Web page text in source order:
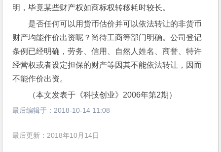
明，毕竟某些财产权如商标权转移耗时较长。
是否任何可以用货币估价并可以依法转让的非货币
财产均能作价出资呢？尚待工商等部门明确。公司登记
条例已经明确，劳务、信用、自然人姓名、商誉、特许
经营权或者设定担保的财产等因其不能依法转让，因而
不能作价出资。
（本文发表于《科技创业》2006年第2期）
最后编辑于： 2018-10-14 11:08
最后更新：2018年10月14日